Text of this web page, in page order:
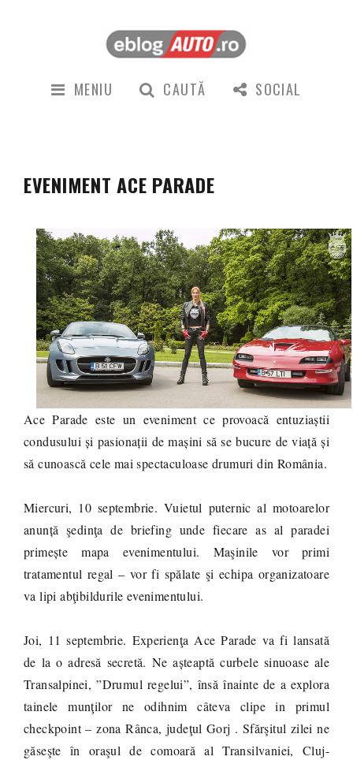
MENIU CAUTĂ SOCIAL
EVENIMENT ACE PARADE
Ace Parade este un eveniment ce provoacă entuziaștii
condusului și pasionații de mașini să se bucure de viață și
să cunoască cele mai spectaculoase drumuri din România.
Miercuri, 10 septembrie. Vuietul puternic al motoarelor
anunță şedinţa de briefing unde fiecare as al paradei
primește mapa evenimentului. Maşinile vor primi
tratamentul regal – vor fi spălate şi echipa organizatoare
va lipi abţibildurile evenimentului.
Joi, 11 septembrie. Experienţa Ace Parade va fi lansată
de la o adresă secretă. Ne așteaptă curbele sinuoase ale
Transalpinei, ”Drumul regelui”, însă înainte de a explora
tainele munţilor ne odihnim câteva clipe in primul
checkpoint – zona Rânca, judeţul Gorj . Sfărşitul zilei ne
găseşte în oraşul de comoară al Transilvaniei, Cluj-